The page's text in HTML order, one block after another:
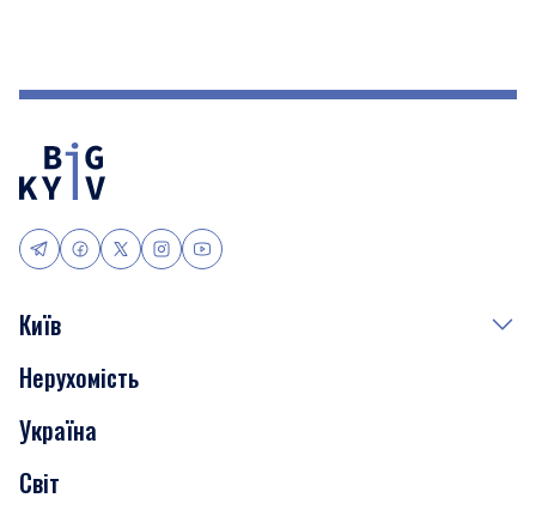
Київ
Події
Скандали
Нерухомість
Нерухомість
Україна
Світ